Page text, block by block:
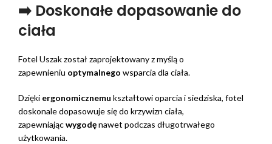
➡️ Doskonałe dopasowanie do
ciała
Fotel Uszak został zaprojektowany z myślą o
zapewnieniu optymalnego wsparcia dla ciała.
Dzięki ergonomicznemu kształtowi oparcia i siedziska, fotel
doskonale dopasowuje się do krzywizn ciała,
zapewniającwygodęnawet podczas długotrwałego
użytkowania.